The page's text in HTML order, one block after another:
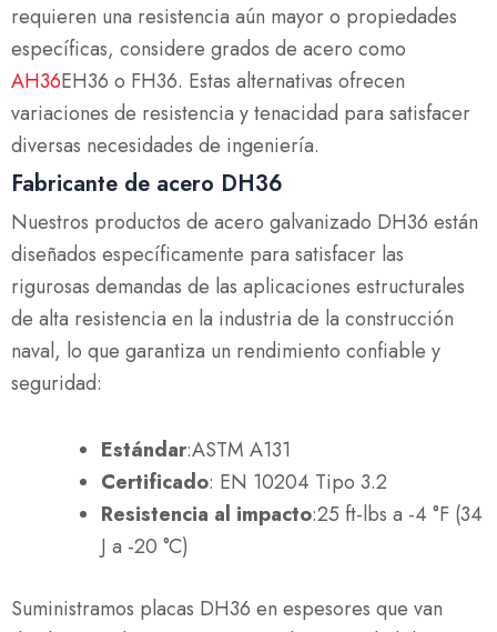
requieren una resistencia aún mayor o propiedades
específicas, considere grados de acero como
AH36EH36 o FH36. Estas alternativas ofrecen
variaciones de resistencia y tenacidad para satisfacer
diversas necesidades de ingeniería.
Fabricante de acero DH36
Nuestros productos de acero galvanizado DH36 están
diseñados específicamente para satisfacer las
rigurosas demandas de las aplicaciones estructurales
de alta resistencia en la industria de la construcción
naval, lo que garantiza un rendimiento confiable y
seguridad:
Estándar:ASTM A131
Certificado: EN 10204 Tipo 3.2
Resistencia al impacto:25 ft-lbs a -4 °F (34
J a -20 °C)
Suministramos placas DH36 en espesores que van